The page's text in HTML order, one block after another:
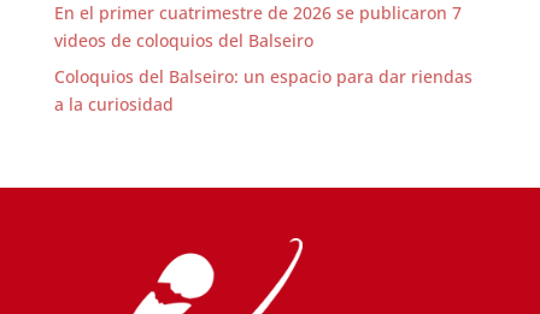
En el primer cuatrimestre de 2026 se publicaron 7
videos de coloquios del Balseiro
Coloquios del Balseiro: un espacio para dar riendas
a la curiosidad